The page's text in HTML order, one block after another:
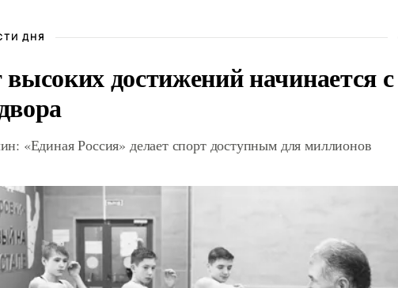
ДНЯ
достижений начинается с
«Единая Россия» делает спорт доступным для миллионов